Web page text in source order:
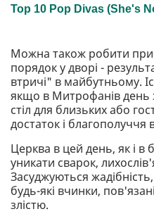
Можна також робити
порядок у дворі -
втричі" в майбутньому.
якщо в Митрофанів день
стіл для близьких або
достаток і благополуччя
Церква в цей день, як і в
уникати сварок,
Засуджуються
будь-які вчинки,
злістю.